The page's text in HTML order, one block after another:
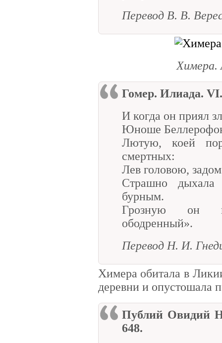
Перевод В. В.
Химера.
Гомер. Илиада.
И когда он приял
Юноше
Лютую, коей
смертных:
Лев головою,
Страшно
бурным.
Грозную он
ободренный».
Перевод Н. И.
Химера обитала в
деревни и опустошала
Публий Овидий
648.